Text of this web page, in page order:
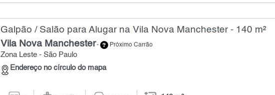
Galpão / Salão para Alugar na Vila Nova Manchester - 140 m²
Vila Nova Manchester- Próximo Carrão
Zona Leste - São Paulo
Endereço no círculo do mapa